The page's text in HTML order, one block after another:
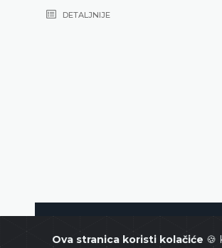
Ova stranica koristi kolačiće 🍪
DETALJNIJE
Ustavni sud